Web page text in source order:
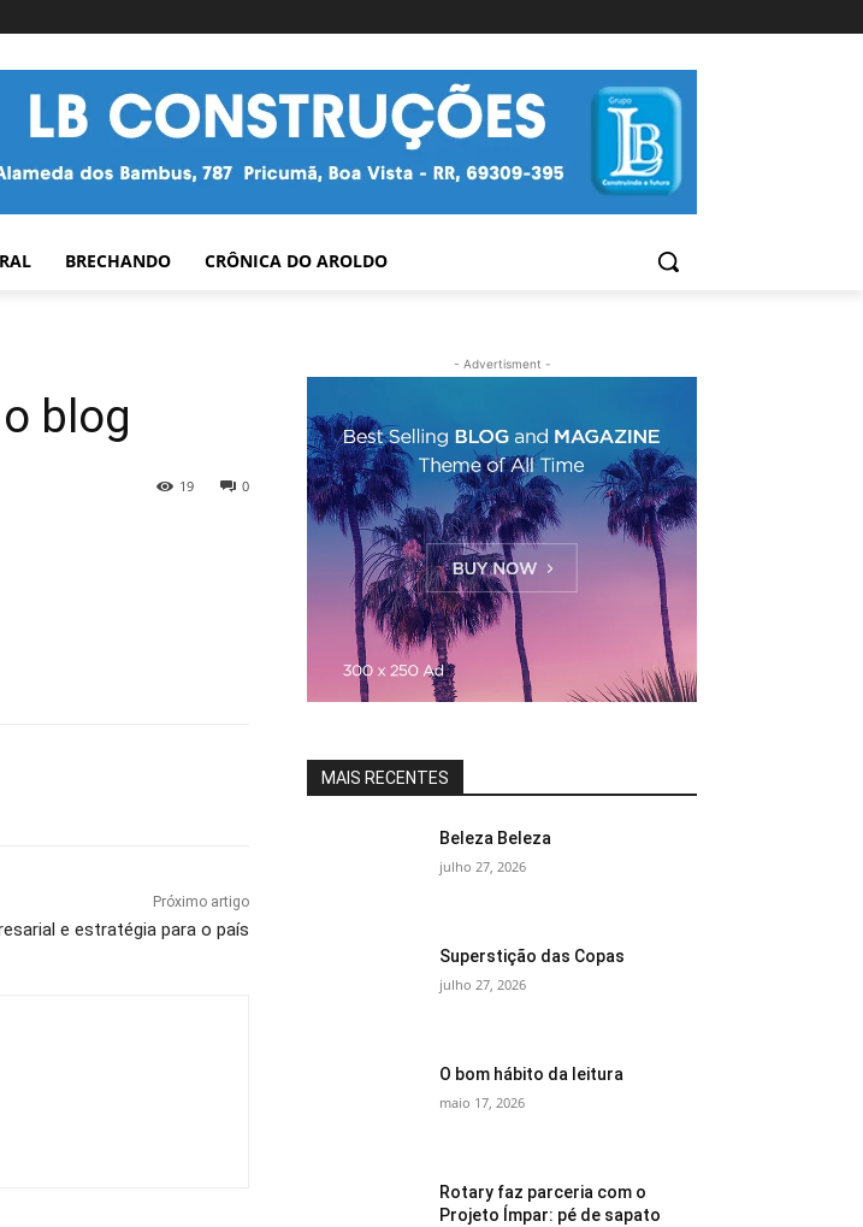
BRECHANDO CRÔNICA DO AROLDO
blog
0
19
Próximo artigo
e estratégia para o país
- Advertisment -
MAIS RECENTES
Beleza Beleza
julho 27, 2026
Superstição das Copas
julho 27, 2026
O bom hábito da leitura
maio 17, 2026
Rotary faz parceria com o
Projeto Ímpar: pé de sapato